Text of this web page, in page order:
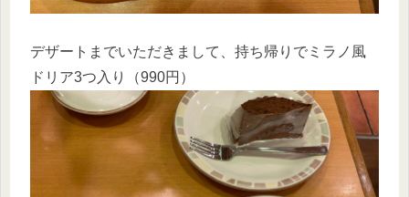
デザートまでいただきまして、持ち帰りでミラノ風
ドリア3つ入り（990円）